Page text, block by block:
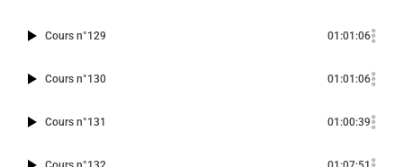
Cours n°129 01:01:06
Cours n°130 01:01:06
Cours n°131 01:00:39